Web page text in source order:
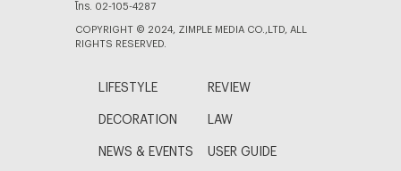
โทร. 02-105-4287
COPYRIGHT © 2024, ZIMPLE MEDIA CO.,LTD, ALL
RIGHTS RESERVED.
LIFESTYLE REVIEW
DECORATION LAW
NEWS & EVENTS USER GUIDE